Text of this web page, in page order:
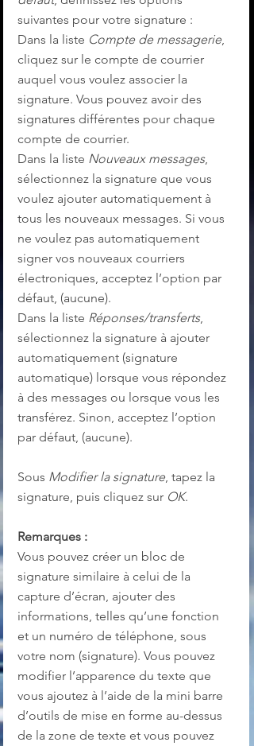
suivantes pour votre signature :
Dans la liste Compte de messagerie
cliquez sur le compte de courrier
auquel vous voulez associer la
signature. Vous pouvez avoir des
signatures différentes pour chaque
compte de courrier.
Dans la liste Nouveaux messages,
sélectionnez la signature que vous
voulez ajouter automatiquement à
tous les nouveaux messages. Si vous
ne voulez pas automatiquement
signer vos nouveaux courriers
électroniques, acceptez l’option par
défaut, (aucune).
Dans la liste Réponses/transferts,
sélectionnez la signature à ajouter
automatiquement (signature
automatique) lorsque vous répondez
à des messages ou lorsque vous les
transférez. Sinon, acceptez l’option
par défaut, (aucune).
Sous Modifier la signature , tapez la
signature, puis cliquez sur OK.
Remarques :
Vous pouvez créer un bloc de
signature similaire à celui de la
capture d’écran, ajouter des
informations, telles qu’une fonction
et un numéro de téléphone, sous
votre nom (signature). Vous pouvez
modifier l’apparence du texte que
vous ajoutez à l’aide de la mini barre
d’outils de mise en forme au-dessus
de la zone de texte et vous pouvez